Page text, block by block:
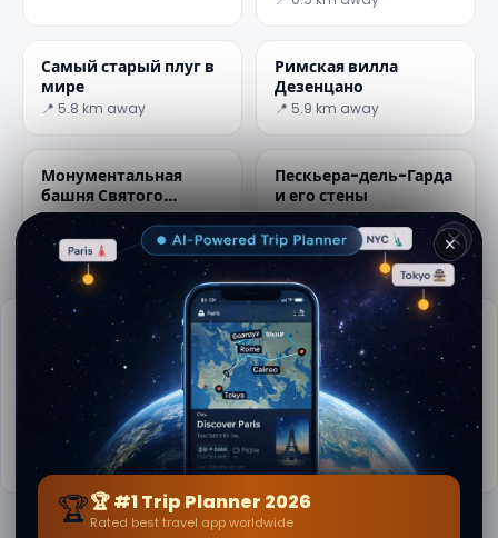
Самый старый плуг в
мире
📍 5.8 km away
Римская вилла
Дезенцано
📍 5.9 km away
Монументальная
башня Святого
Мартина
📍 8.1 km away
Пескьера-дель-Гарда
и его стены
📍 9.1 km away
Практическая информация
Лучшее время для посещения:
Весна до осени (апр-окт)
Погода сейчас:29°C, Ясное небо
📚 Больше информации на Википедии
✕
🏆🏆 #1 Trip Planner 2026
Rated best travel app worldwide